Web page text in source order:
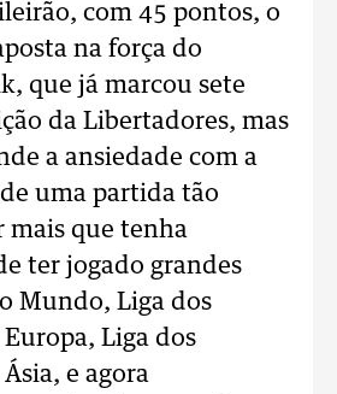
com 45 pontos, o
na força do
que já marcou sete
da Libertadores, mas
a ansiedade com a
uma partida tão
mais que tenha
ter jogado grandes
Mundo, Liga dos
Europa, Liga dos
e agora